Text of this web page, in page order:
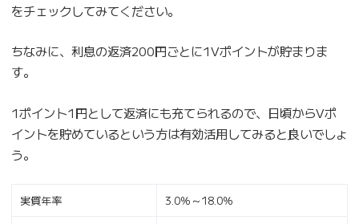
をチェックしてみてください。
ちなみに、利息の返済200円ごとに1Vポイントが貯まりま
す。
1ポイント1円として返済にも充てられるので、日頃からVポ
イントを貯めているという方は有効活用してみると良いでしょ
う。
実質年率 3.0％～18.0％